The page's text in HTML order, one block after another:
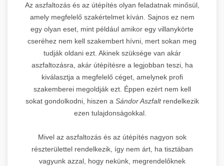
Az aszfaltozás és az útépítés olyan feladatnak minősül,
amely megfelelő szakértelmet kíván. Sajnos ez nem
egy olyan eset, mint például amikor egy villanykörte
cseréhez nem kell szakembert hívni, mert sokan meg
tudják oldani ezt. Akinek szüksége van akár
aszfaltozásra, akár útépítésre a legjobban teszi, ha
kiválasztja a megfelelő céget, amelynek profi
szakemberei megoldják ezt. Éppen ezért nem kell
sokat gondolkodni, hiszen a Sándor Aszfaltrendelkezik
ezen tulajdonságokkal.
Mivel az aszfaltozás és az útépítés nagyon sok
részterülettel rendelkezik, így nem árt, ha tisztában
vagyunk azzal, hogy nekünk, megrendelőknek